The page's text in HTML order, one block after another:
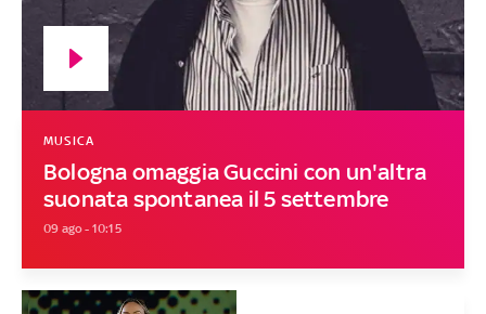
Bologna omaggia Guccini con un'altra
suonata spontanea il 5 settembre
MUSICA
09 ago - 10:15